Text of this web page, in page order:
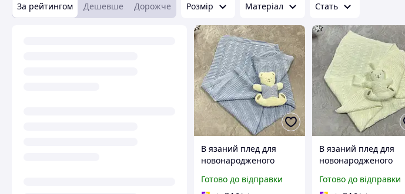
За рейтингом Дешевше Дорожче Розмір Матеріал Стать
В язаний плед для
новонародженого
ведмедик у подарунок
Готово до відправки
В язаний плед для
новонародженого
ведмедик у подарунок
Готово до відправки